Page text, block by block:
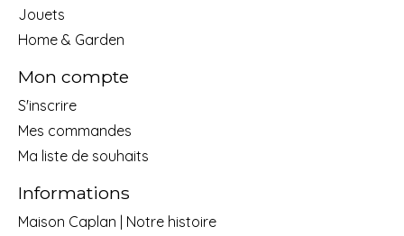
Jouets
Home & Garden
Mon compte
S'inscrire
Mes commandes
Ma liste de souhaits
Informations
Maison Caplan | Notre histoire